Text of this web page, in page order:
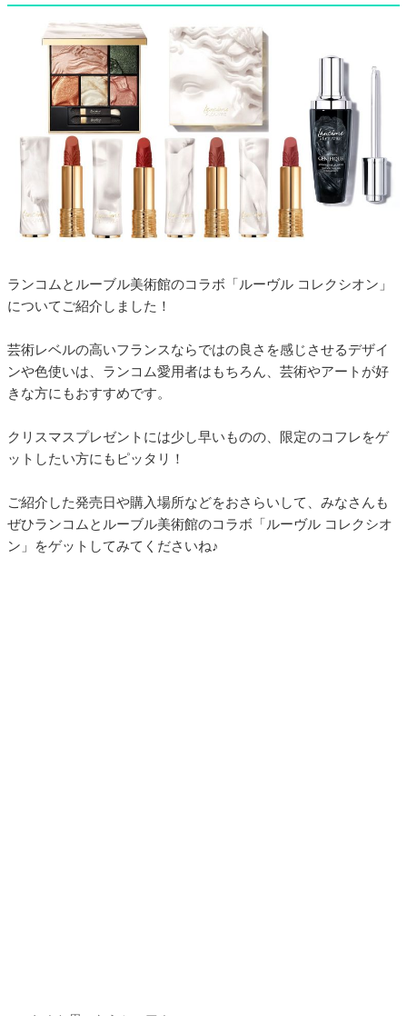
ランコムとルーブル美術館のコラボ「ルーヴル コレクシオン」
についてご紹介しました！
芸術レベルの高いフランスならではの良さを感じさせるデザイ
ンや色使いは、ランコム愛用者はもちろん、芸術やアートが好
きな方にもおすすめです。
クリスマスプレゼントには少し早いものの、限定のコフレをゲ
ットしたい方にもピッタリ！
ご紹介した発売日や購入場所などをおさらいして、みなさんも
ぜひランコムとルーブル美術館のコラボ「ルーヴル コレクシオ
ン」をゲットしてみてくださいね♪